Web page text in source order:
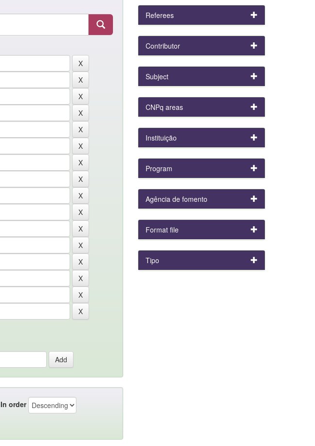
In order
Referees
Contributor
Subject
CNPq areas
Instituição
Program
Agência de fomento
Format file
Tipo